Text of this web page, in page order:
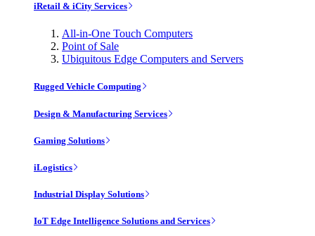
iRetail & iCity Services
All-in-One Touch Computers
Point of Sale
Ubiquitous Edge Computers and Servers
Rugged Vehicle Computing
Design & Manufacturing Services
Gaming Solutions
iLogistics
Industrial Display Solutions
IoT Edge Intelligence Solutions and Services